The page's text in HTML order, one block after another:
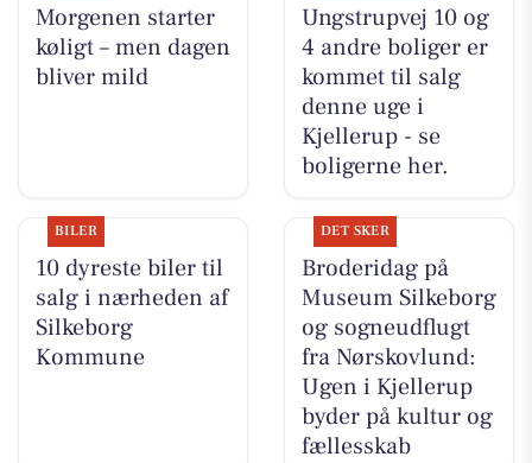
Morgenen starter
køligt – men dagen
bliver mild
Ungstrupvej 10 og
4 andre boliger er
kommet til salg
denne uge i
Kjellerup - se
boligerne her.
BILER
10 dyreste biler til
salg i nærheden af
Silkeborg
Kommune
DET SKER
Broderidag på
Museum Silkeborg
og sogneudflugt
fra Nørskovlund:
Ugen i Kjellerup
byder på kultur og
fællesskab